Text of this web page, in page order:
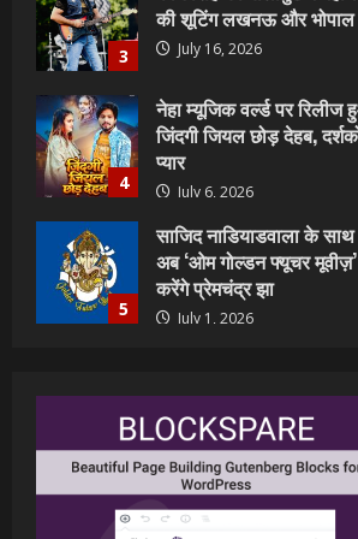
4
जिंदगी जियल छोड़ देहब,
प्यार
5
साजिद नाडियाडवाला के साथ
अब ‘ओम गोल्डन फ्यूचर
करेंगे प्रेमचंद्र झा
July 1, 2026
1
शिवानी सिंह का नया बोलबम
जानु हुआ रिलीज, दर्शकों का
July 23, 2026
2
शूटिंग
July 20, 2026
पवन सिंह का बॉलीवुड में
की शूटिंग लखनऊ और भोपाल में